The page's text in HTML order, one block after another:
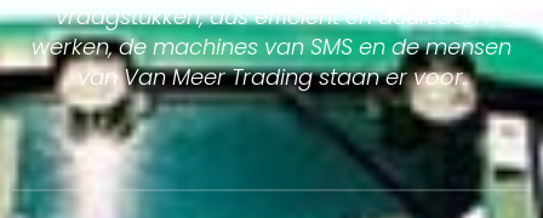
vraagstukken, dus efficient en duurzaam
werken, de machines van SMS en de mensen
van Van Meer Trading staan er voor.